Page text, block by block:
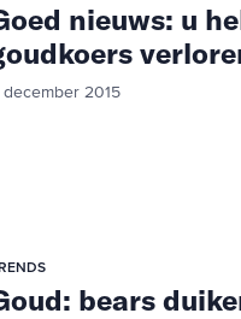
nieuws: u
december 2015
bears